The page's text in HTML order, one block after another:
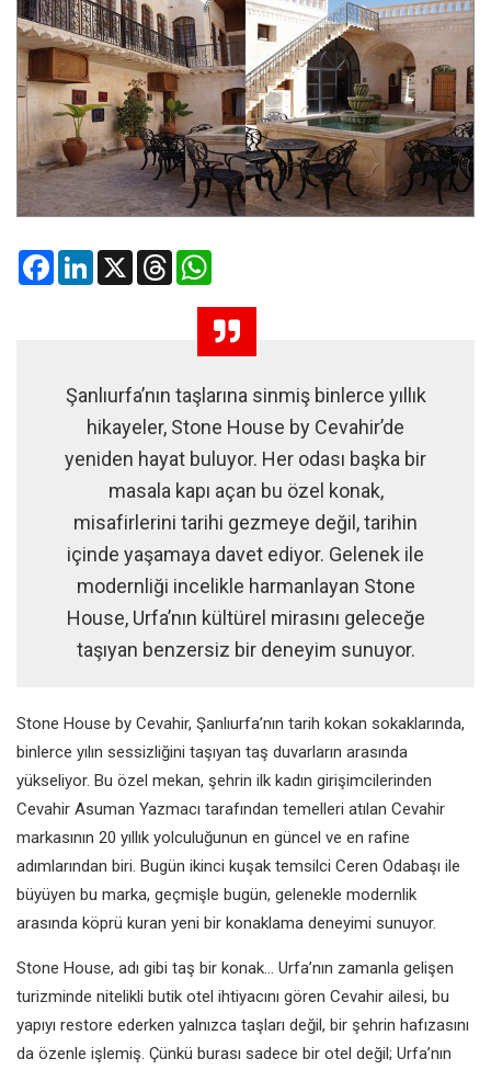
FacebookLinkedIn
X Threads
Şanlıurfa’nın taşlarına sinmiş binlerce yıllık
hikayeler, Stone House by Cevahir’de
yeniden hayat buluyor. Her odası başka bir
masala kapı açan bu özel konak,
misafirlerini tarihi gezmeye değil, tarihin
içinde yaşamaya davet ediyor. Gelenek ile
modernliği incelikle harmanlayan Stone
House, Urfa’nın kültürel mirasını geleceğe
taşıyan benzersiz bir deneyim sunuyor.
Stone House by Cevahir, Şanlıurfa’nın tarih kokan sokaklarında,
binlerce yılın sessizliğini taşıyan taş duvarların arasında
yükseliyor. Bu özel mekan, şehrin ilk kadın girişimcilerinden
Cevahir Asuman Yazmacı tarafından temelleri atılan Cevahir
markasının 20 yıllık yolculuğunun en güncel ve en rafine
adımlarından biri. Bugün ikinci kuşak temsilci Ceren Odabaşı ile
büyüyen bu marka, geçmişle bugün, gelenekle modernlik
arasında köprü kuran yeni bir konaklama deneyimi sunuyor.
Stone House, adı gibi taş bir konak... Urfa’nın zamanla gelişen
turizminde nitelikli butik otel ihtiyacını gören Cevahir ailesi, bu
yapıyı restore ederken yalnızca taşları değil, bir şehrin hafızasını
da özenle işlemiş. Çünkü burası sadece bir otel değil; Urfa’nın